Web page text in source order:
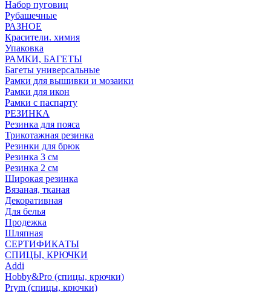
Набор пуговиц
Рубашечные
РАЗНОЕ
Красители. химия
Упаковка
РАМКИ, БАГЕТЫ
Багеты универсальные
Рамки для вышивки и мозаики
Рамки для икон
Рамки с паспарту
РЕЗИНКА
Резинка для пояса
Трикотажная резинка
Резинки для брюк
Резинка 3 см
Резинка 2 см
Широкая резинка
Вязаная, тканая
Декоративная
Для белья
Продежка
Шляпная
СЕРТИФИКАТЫ
СПИЦЫ, КРЮЧКИ
Addi
Hobby&Pro (спицы, крючки)
Prym (спицы, крючки)